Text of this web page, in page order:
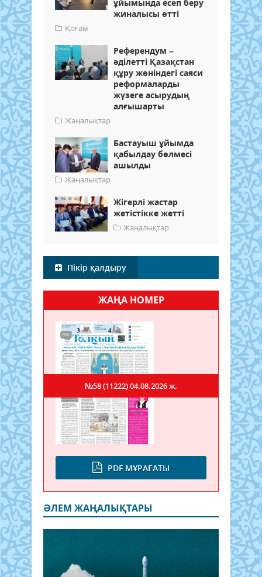
ұйымында есеп беру
жиналысы өтті
Қоғам
Референдум –
әділетті Қазақстан
құру жөніндегі саяси
реформаларды
жүзеге асырудың
алғышарты
Жаңалықтар
Бастауыш ұйымда
қабылдау бөлмесі
ашылды
Жаңалықтар
Жігерлі жастар
жетістікке жетті
Жаңалықтар
Пікір қалдыру
ЖАҢА НОМЕР
PDF МҰРАҒАТЫ
№58 (11222)04.08.2026 ж.
ӘЛЕМ ЖАҢАЛЫҚТАРЫ